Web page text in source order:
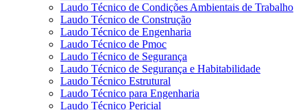
Laudo Técnico de Condições Ambientais de Trabalho
Laudo Técnico de Construção
Laudo Técnico de Engenharia
Laudo Técnico de Pmoc
Laudo Técnico de Segurança
Laudo Técnico de Segurança e Habitabilidade
Laudo Técnico Estrutural
Laudo Técnico para Engenharia
Laudo Técnico Pericial